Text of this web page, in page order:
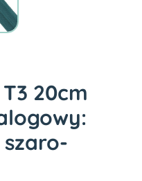
20cm
szaro-